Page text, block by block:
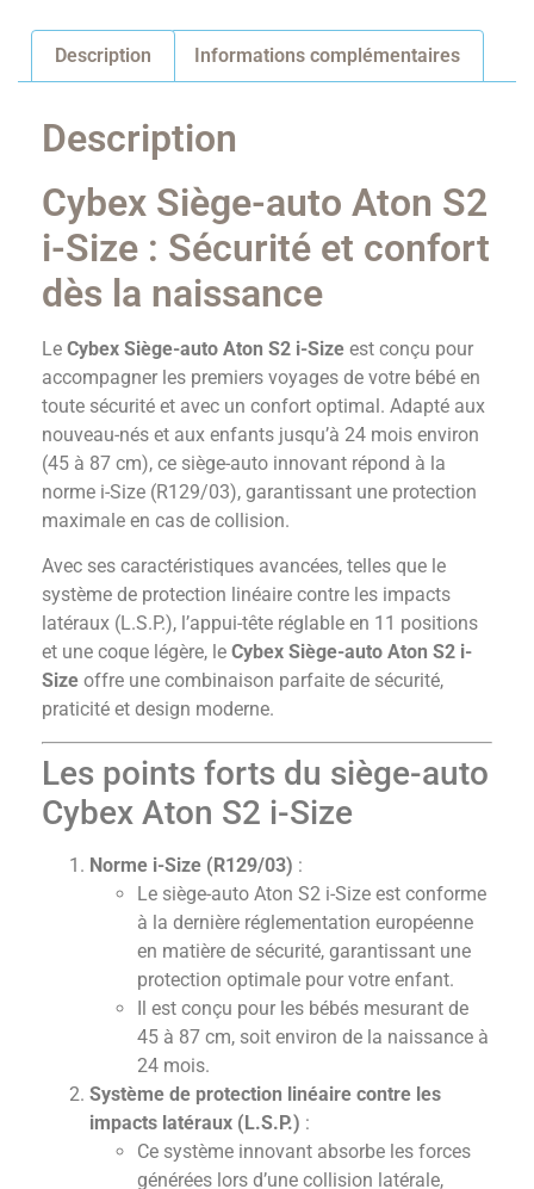
Description Informations complémentaires
Description
Cybex Siège-auto Aton S2
i-Size : Sécurité et confort
dès la naissance
Le Cybex Siège-auto Aton S2 i-Size est conçu pour
accompagner les premiers voyages de votre bébé en
toute sécurité et avec un confort optimal. Adapté aux
nouveau-nés et aux enfants jusqu’à 24 mois environ
(45 à 87 cm), ce siège-auto innovant répond à la
norme i-Size (R129/03), garantissant une protection
maximale en cas de collision.
Avec ses caractéristiques avancées, telles que le
système de protection linéaire contre les impacts
latéraux (L.S.P.), l’appui-tête réglable en 11 positions
et une coque légère, le Cybex Siège-auto Aton S2 i-
Size offre une combinaison parfaite de sécurité,
praticité et design moderne.
Les points forts du siège-auto
Cybex Aton S2 i-Size
Norme i-Size (R129/03) :
Le siège-auto Aton S2 i-Size est conforme
à la dernière réglementation européenne
en matière de sécurité, garantissant une
protection optimale pour votre enfant.
Il est conçu pour les bébés mesurant de
45 à 87 cm, soit environ de la naissance à
24 mois.
Système de protection linéaire contre les
impacts latéraux (L.S.P.) :
Ce système innovant absorbe les forces
générées lors d’une collision latérale,